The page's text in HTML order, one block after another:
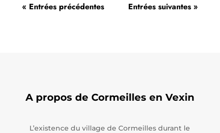
« Entrées précédentes Entrées suivantes »
A propos de Cormeilles en Vexin
L’existence du village de Cormeilles durant le